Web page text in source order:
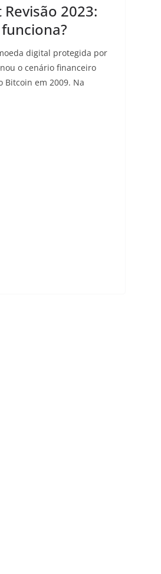
2023:
digital protegida por
o cenário financeiro
Bitcoin em 2009. Na